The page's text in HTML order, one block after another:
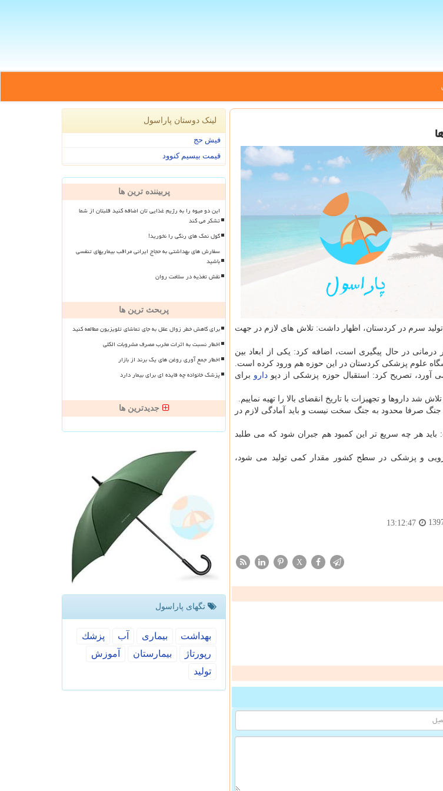
سرم در كردستان، اظهار داشت: تلاش های لازم در جهت
در حال پیگیری است، اضافه كرد: یكی از ابعاد بین
علوم پزشكی كردستان در این حوزه هم ورود كرده است.
آورد، تصریح كرد: استقبال حوزه پزشكی از دپو دارو برای
داروها و تجهیزات با تاریخ انقضای بالا را تهیه نماییم.
صرفا محدود به جنگ سخت نیست و باید آمادگی لازم در
داشت: باید هر چه سریع تر این كمبود هم جبران شود كه می طلبد
و پزشكی در سطح كشور مقدار كمی تولید می شود،
13:12:47
X
لینک دوستان پاراسول
فیش حج
قیمت بیسیم کنوود
پربیننده ترین ها
این دو میوه را به رژیم غذایی تان اضافه کنید قلبتان از شما
تشکر می کند
گول نمک های رنگی را نخورید!
سفارش های بهداشتی به حجاج ایرانی مراقب بیماریهای تنفسی
باشید
نقش تغذیه در سلامت روان
پربحث ترین ها
برای کاهش خطر زوال عقل به جای تماشای تلویزیون مطالعه کنید
اخطار نسبت به اثرات مخرب مصرف مشروبات الکلی
اخطار جمع آوری روغن های یک برند از بازار
پزشک خانواده چه فایده ای برای بیمار دارد
جدیدترین ها
تگهای پاراسول
بهداشت بیماری آب
پزشك
رپورتاژ
بیمارستان
آموزش
تولید